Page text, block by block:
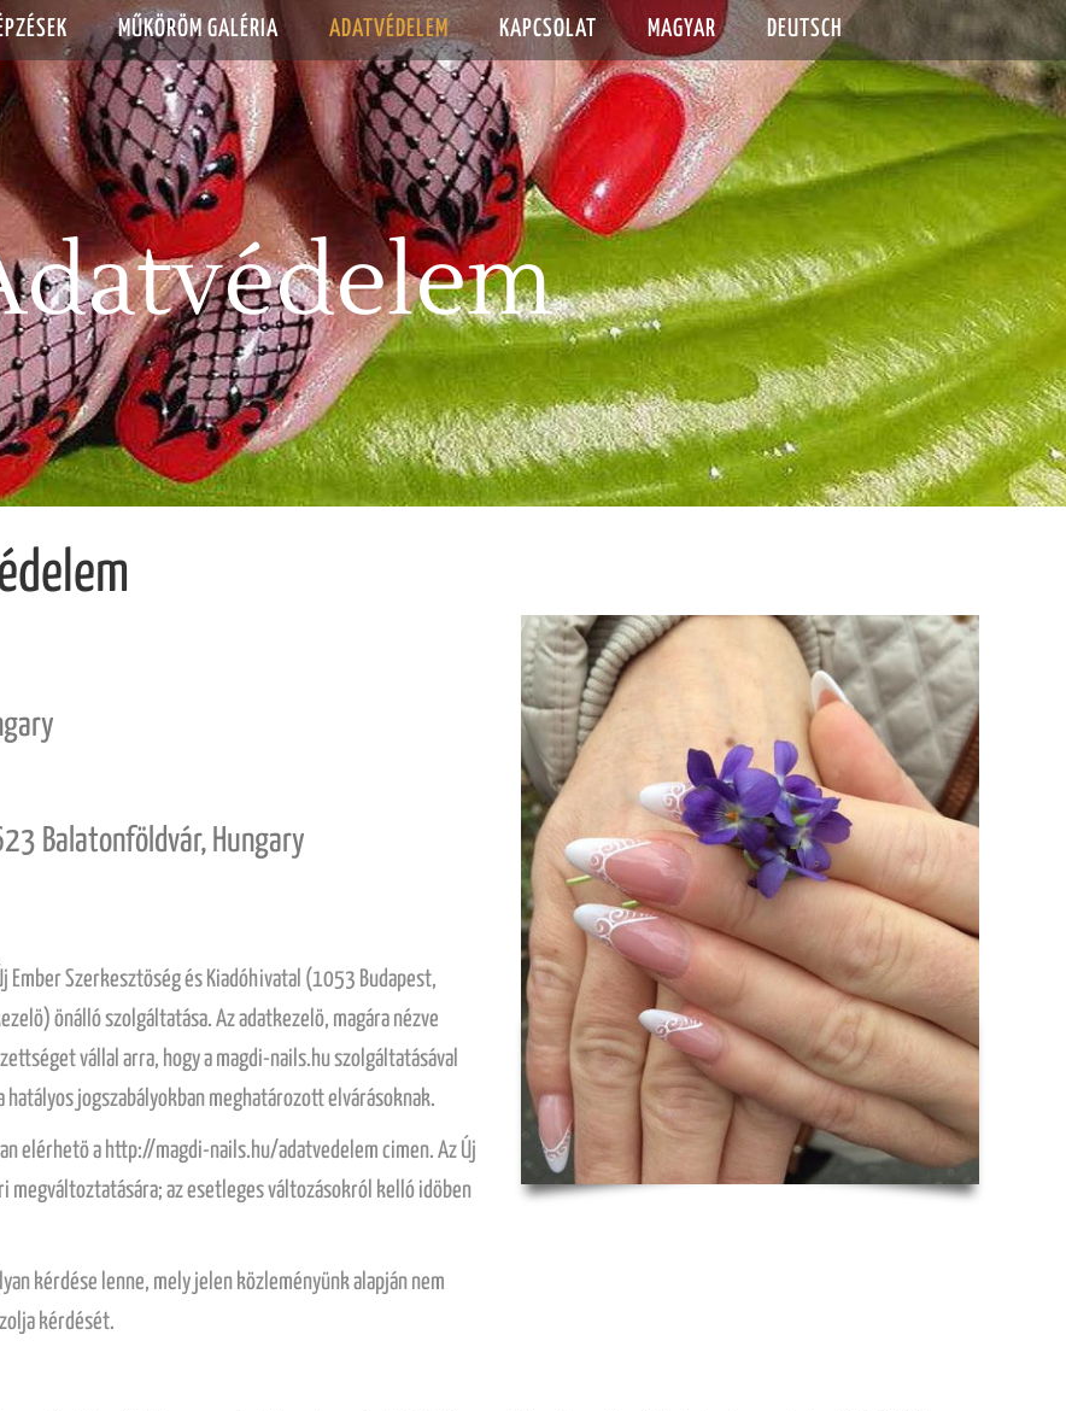
MŰKÖRÖM GALÉRIA ADATVÉDELEM KAPCSOLAT MAGYAR DEUTSCH
Balatonföldvár, Hungary
Szerkesztöség és Kiadóhivatal (1053 Budapest,
önálló szolgáltatása. Az adatkezelö, magára nézve
vállal arra, hogy a magdi-nails.hu szolgáltatásával
jogszabályokban meghatározott elvárásoknak.
elérhetö a http://magdi-nails.hu/adatvedelem cimen. Az Új
az esetleges változásokról kelló idöben
kérdése lenne, mely jelen közleményünk alapján nem
kérdését.